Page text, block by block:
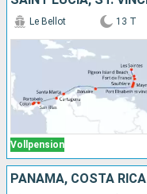
Vollpension
Le Bellot 13 T
PANAMA, COSTA RICA